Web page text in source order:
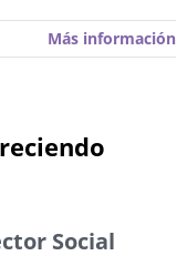
Más información
Social